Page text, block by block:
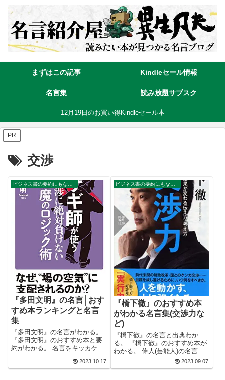
まずはこの記事 Kindleセール情報
名言集 読み放題サブスク
12月19日のお買い得Kindleセール本
PR
交渉
『多田文明』の名言│おす
すめ本ランキングと名言
集
『多田文明』の名言がわかる。
『多田文明』のおすすめ本と要
約がわかる。 名言をキッカケに
万以上の名言を集め、読みたい
2023.10.17
『橋下徹』のおすすめ本
がわかる名言集(交渉力な
ど)
『橋下徹』の名言と出典わか
る。 『橋下徹』のおすすめ本が
わかる。 偉人(芸能人)の名言の
考えがわかる。 2万以上の名言
を集め、読みたい本が見つかる
2023.09.07